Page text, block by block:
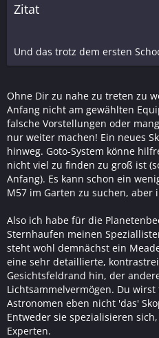
Zitat
Und das trotz dem ersten
Ohne Dir zu nahe zu treten zu
Anfang nicht am gewählten
falsche Vorstellungen oder
nur weiter machen! Ein neues
hinweg. Goto-System könne
nicht viel zu finden zu groß ist
Anfang). Es kann schon ein
M57 im Garten zu suchen, aber
Also ich habe für die
Sternhaufen meinen
steht wohl demnächst ein
eine sehr detaillierte,
Gesichtsfeldrand hin, der
Lichtsammelvermögen. Du
Astronomen eben nicht 'das'
Entweder sie spezialisieren
Experten.